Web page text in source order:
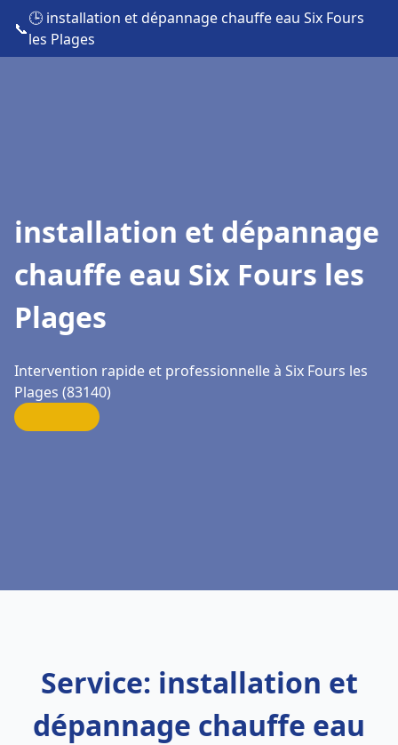
📞
🕒 installation et dépannage chauffe eau Six Fours
les Plages
installation et dépannage
chauffe eau Six Fours les
Plages
Intervention rapide et professionnelle à Six Fours les
Plages (83140)
Service: installation et
dépannage chauffe eau